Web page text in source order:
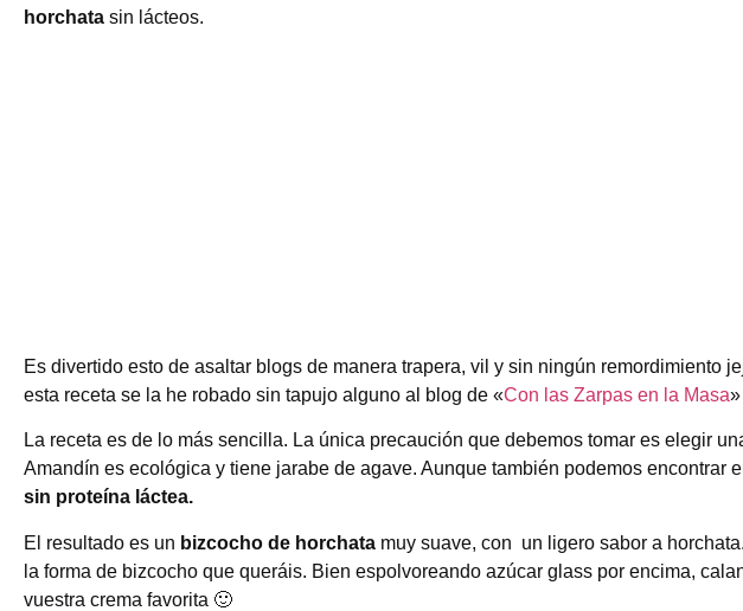
horchata sin lácteos.
Es divertido esto de asaltar blogs de manera trapera, vil y sin ningún remordimiento
esta receta se la he robado sin tapujo alguno al blog de «Con las Zarpas en la Masa»
La receta es de lo más sencilla. La única precaución que debemos tomar es elegir
Amandín es ecológica y tiene jarabe de agave. Aunque también podemos encontrar
sin proteína láctea.
El resultado es un bizcocho de horchata muy suave, con un ligero sabor a
la forma de bizcocho que queráis. Bien espolvoreando azúcar glass por encima,
vuestra crema favorita 🙂